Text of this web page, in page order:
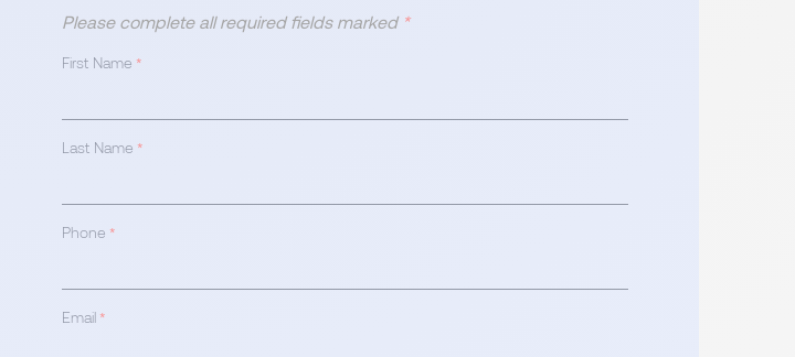
Please complete all required fields marked *
First Name *
Last Name *
Phone *
Email *